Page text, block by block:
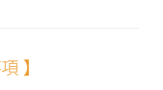
】